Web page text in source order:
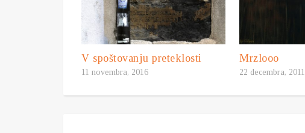
V spoštovanju preteklosti
11 novembra, 2016
Mrzlooo
22 decembra, 2011